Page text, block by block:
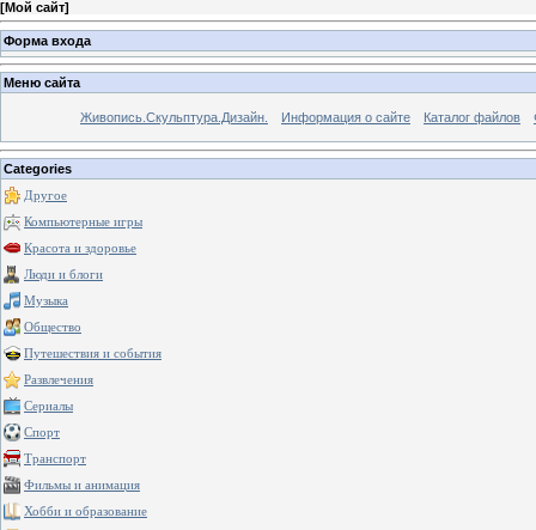
[Мой сайт]
Форма входа
Меню сайта
Живопись.Скульптура.Дизайн. Информация о сайте Каталог файлов
Categories
Другое
Компьютерные игры
Красота и здоровье
Люди и блоги
Музыка
Общество
Путешествия и события
Развлечения
Сериалы
Спорт
Транспорт
Фильмы и анимация
Хобби и образование